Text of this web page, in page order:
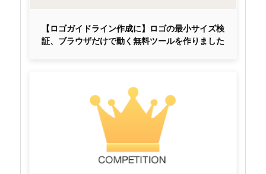
【ロゴガイドライン作成に】ロゴの最小サイズ検
証、ブラウザだけで動く無料ツールを作りました